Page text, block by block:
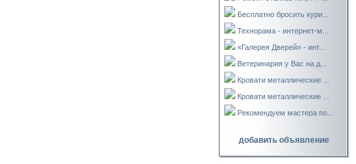
Бесплатно бросить кури...
Технорама - интернет-м...
«Галерея Дверей» - инт...
Ветеринария у Вас на д...
Кровати металлические ...
Кровати металлические ...
Рекомендуем мастера по...
добавить объявление